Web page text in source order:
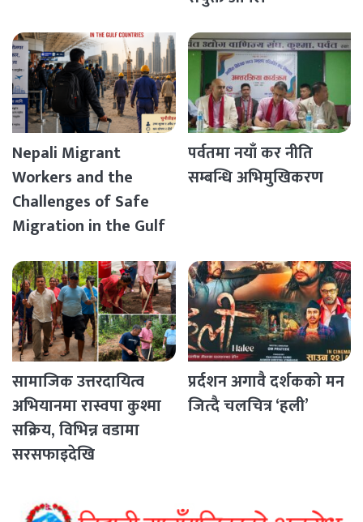
Nepali Migrant
Workers and the
Challenges of Safe
Migration in the Gulf
पर्वतमा नयाँ कर नीति
सम्बन्धि अभिमुखिकरण
सामाजिक उत्तरदायित्व
अभियानमा रास्वपा कुश्मा
सक्रिय, विभिन्न वडामा
सरसफाइदेखि
प्रर्दशन अगावै दर्शकको मन
जित्दै चलचित्र ‘हली’